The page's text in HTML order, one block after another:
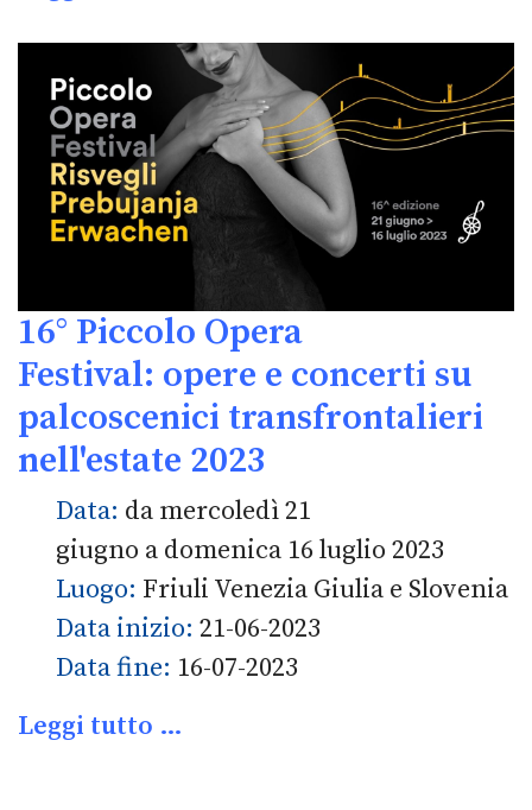
16° Piccolo Opera
Festival: opere e concerti su
palcoscenici transfrontalieri
nell'estate 2023
Data: da mercoledì 21
giugno a domenica 16 luglio 2023
Luogo: Friuli Venezia Giulia e Slovenia
Data inizio: 21-06-2023
Data fine: 16-07-2023
Leggi tutto …